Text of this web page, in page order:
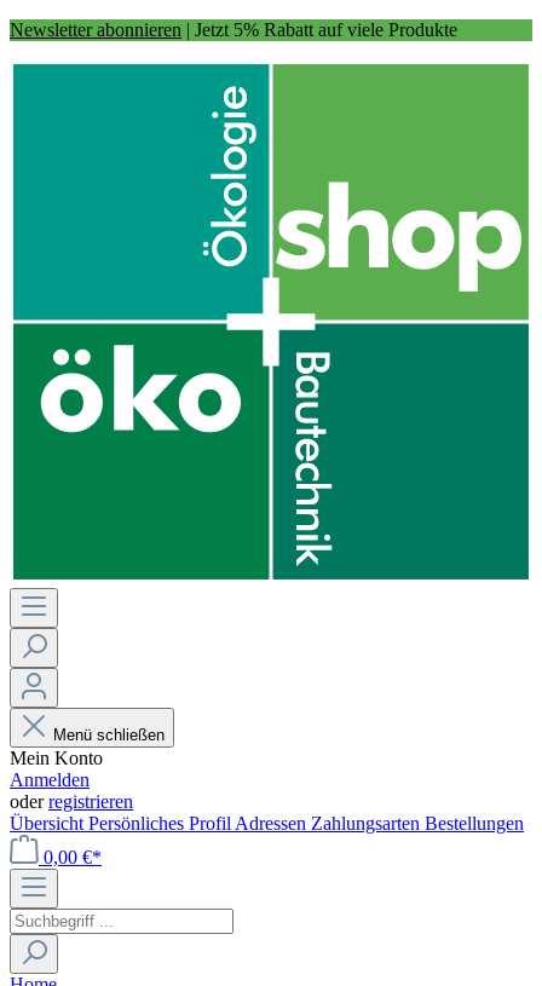
Newsletter abonnieren | Jetzt 5% Rabatt auf viele Produkte
Menü schließen
Mein Konto
Anmelden
oderregistrieren
Übersicht Persönliches Profil Adressen Zahlungsarten Bestellungen
0,00 €*